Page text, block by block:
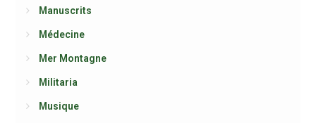
Manuscrits
Médecine
Mer Montagne
Militaria
Musique